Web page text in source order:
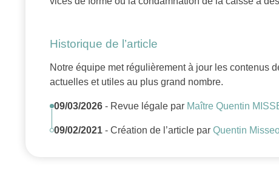
Historique de l’article
Notre équipe met régulièrement à jour les contenus
actuelles et utiles au plus grand nombre.
09/03/2026 - Revue légale par Maître Quentin
09/02/2021 - Création de l’article par Quentin